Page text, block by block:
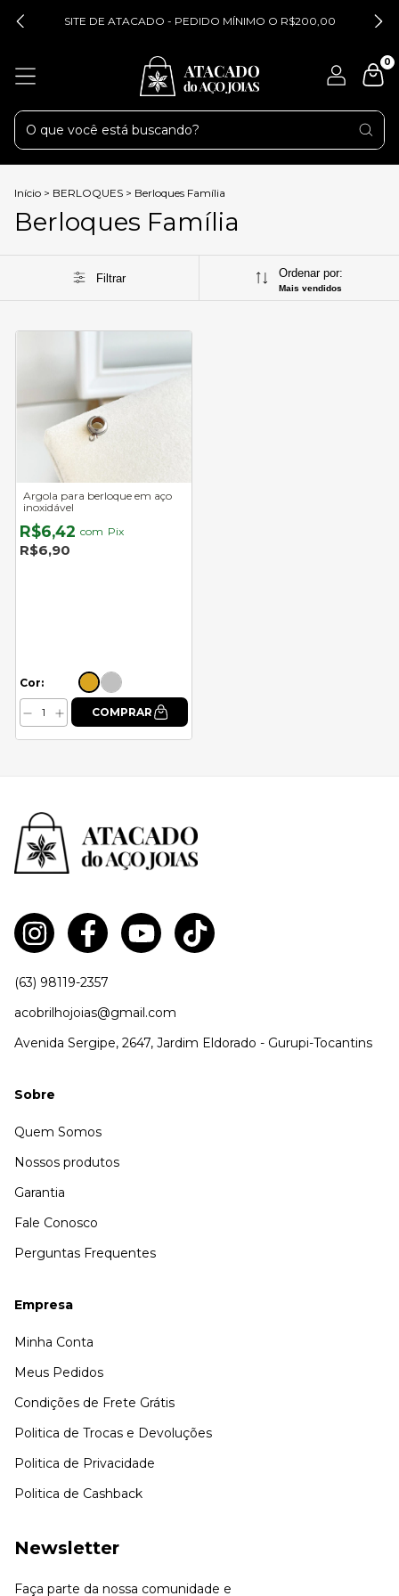
SITE DE ATACADO - PEDIDO MÍNIMO O R$200,00
0
Início > BERLOQUES > Berloques Família
Berloques Família
Filtrar Ordenar por:
Mais vendidos
Argola para berloque em aço
inoxidável
R$6,42 com Pix
R$6,90
Cor:
(63) 98119-2357
acobrilhojoias@gmail.com
Avenida Sergipe, 2647, Jardim Eldorado - Gurupi-Tocantins
Sobre
Quem Somos
Nossos produtos
Garantia
Fale Conosco
Perguntas Frequentes
Empresa
Minha Conta
Meus Pedidos
Condições de Frete Grátis
Politica de Trocas e Devoluções
Politica de Privacidade
Politica de Cashback
Newsletter
Faça parte da nossa comunidade e